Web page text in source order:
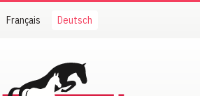
Français Deutsch
Cheval Suisse